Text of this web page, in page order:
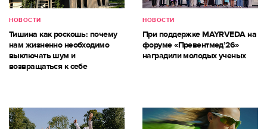
НОВОСТИ
Тишина как роскошь: почему
нам жизненно необходимо
выключать шум и
возвращаться к себе
НОВОСТИ
При поддержке MAYRVEDA на
форуме «Превентмед’26»
наградили молодых ученых